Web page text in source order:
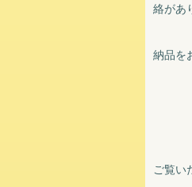
絡があ
納品を
ご覧い